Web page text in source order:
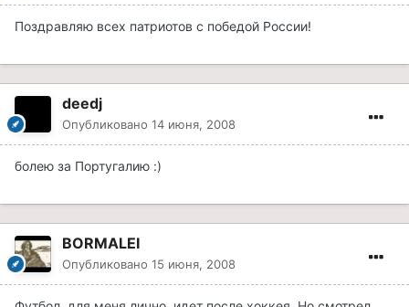
Поздравляю всех патриотов с победой России!
deedj
Опубликовано 14 июня, 2008
болею за Португалию :)
BORMALEI
Опубликовано 15 июня, 2008